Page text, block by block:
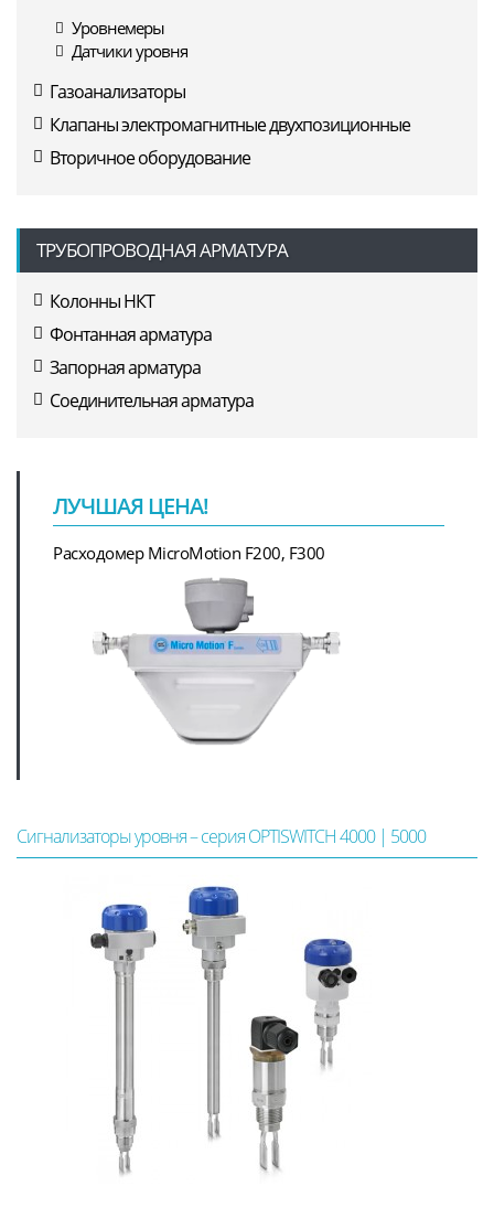
Уровнемеры
Датчики уровня
Газоанализаторы
Клапаны электромагнитные двухпозиционные
Вторичное оборудование
ТРУБОПРОВОДНАЯ АРМАТУРА
Колонны НКТ
Фонтанная арматура
Запорная арматура
Соединительная арматура
ЛУЧШАЯ ЦЕНА!
Расходомер MicroMotion F200, F300
Сигнализаторы уровня – серия OPTISWITCH 4000 | 5000